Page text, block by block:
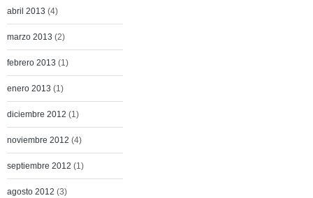
abril 2013 (4)
marzo 2013 (2)
febrero 2013 (1)
enero 2013 (1)
diciembre 2012 (1)
noviembre 2012 (4)
septiembre 2012 (1)
agosto 2012 (3)